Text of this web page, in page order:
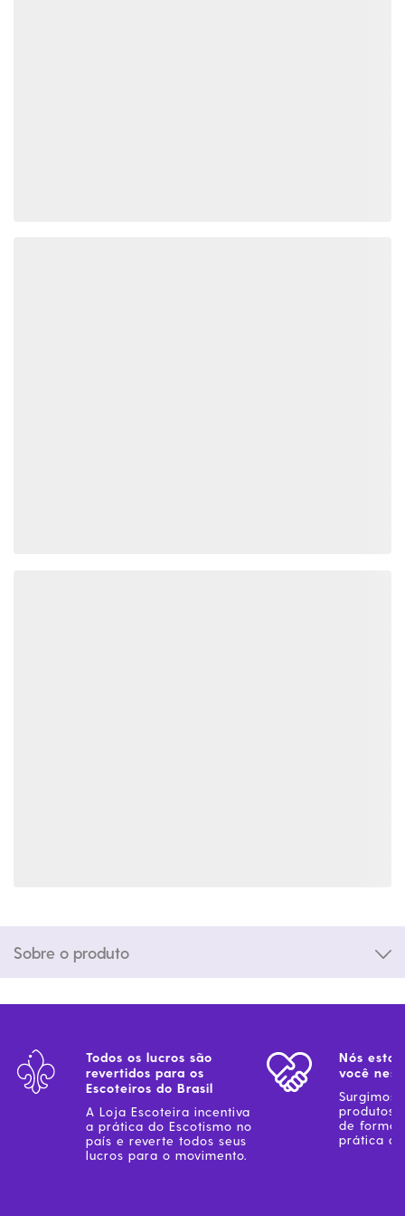
Sobre o produto
Todos os lucros são
revertidos para os
Escoteiros do Brasil
A Loja Escoteira incentiva
a prática do Escotismo no
país e reverte todos seus
lucros para o movimento.
Nós
você
Surgimos
produtos
de forma
prática